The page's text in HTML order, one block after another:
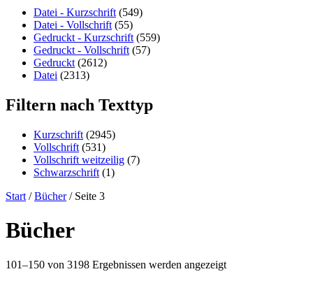
Datei - Kurzschrift (549)
Datei - Vollschrift (55)
Gedruckt - Kurzschrift (559)
Gedruckt - Vollschrift (57)
Gedruckt (2612)
Datei (2313)
Filtern nach Texttyp
Kurzschrift (2945)
Vollschrift (531)
Vollschrift weitzeilig (7)
Schwarzschrift (1)
Start /Bücher/ Seite 3
Bücher
101–150 von 3198 Ergebnissen werden angezeigt